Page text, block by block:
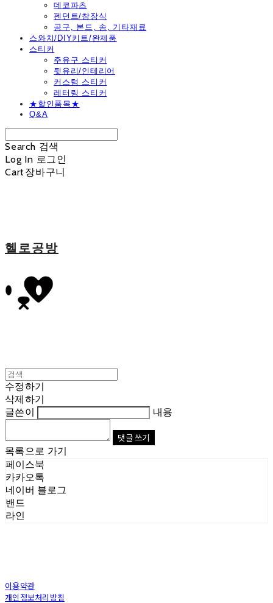
데코파츠
펜던트/참장식
공구, 본드, 솜, 기타재료
스와치/DIY키트/완제품
스티커
주유구 스티커
뒷유리/인테리어
커스텀 스티커
레터링 스티커
★할인품목★
Q&A
Search 검색
Log In 로그인
Cart장바구니
헬로공방
수정하기
삭제하기
글쓴이
내용
댓글 쓰기
목록으로 가기
페이스북
카카오톡
네이버 블로그
밴드
라인
이용약관
개인정보처리방침